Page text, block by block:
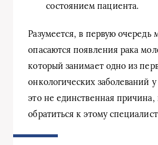
состоянием пациента.
Разумеется, в первую очередь
опасаются появления рака
который занимает одно из
онкологических заболеваний
это не единственная причина,
обратиться к этому